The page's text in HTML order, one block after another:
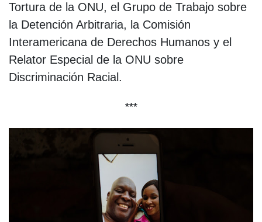
Tortura de la ONU, el Grupo de Trabajo sobre
la Detención Arbitraria, la Comisión
Interamericana de Derechos Humanos y el
Relator Especial de la ONU sobre
Discriminación Racial.
***